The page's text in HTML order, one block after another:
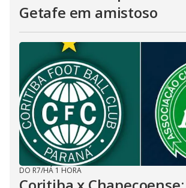
Getafe em amistoso
DO R7/HÁ 1 HORA